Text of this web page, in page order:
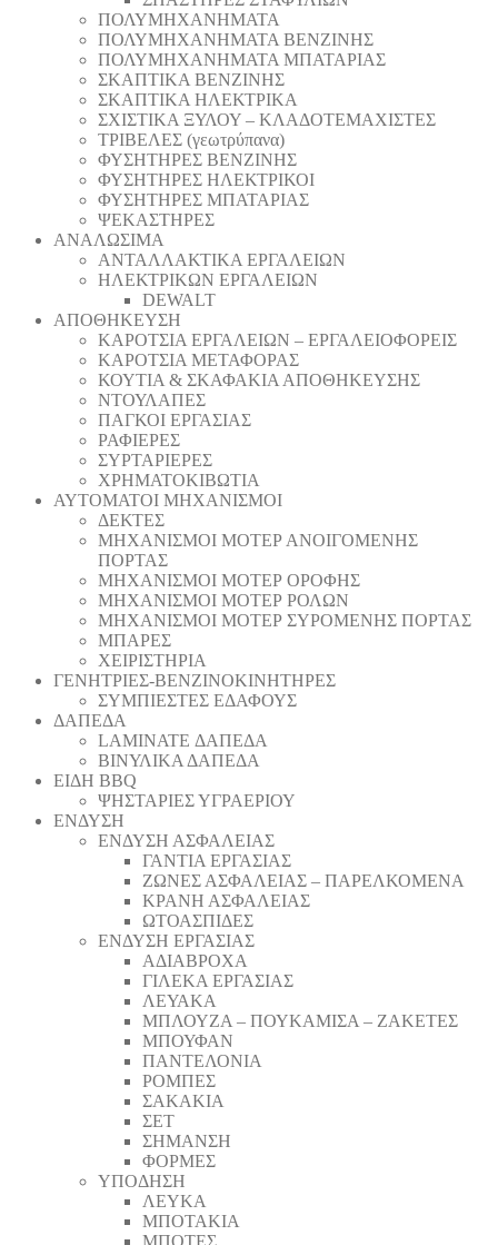
ΠΟΛΥΜΗΧΑΝΗΜΑΤΑ
ΠΟΛΥΜΗΧΑΝΗΜΑΤΑ ΒΕΝΖΙΝΗΣ
ΠΟΛΥΜΗΧΑΝΗΜΑΤΑ ΜΠΑΤΑΡΙΑΣ
ΣΚΑΠΤΙΚΑ ΒΕΝΖΙΝΗΣ
ΣΚΑΠΤΙΚΑ ΗΛΕΚΤΡΙΚΑ
ΣΧΙΣΤΙΚΑ ΞΥΛΟΥ – ΚΛΑΔΟΤΕΜΑΧΙΣΤΕΣ
ΤΡΙΒΕΛΕΣ (γεωτρύπανα)
ΦΥΣΗΤΗΡΕΣ ΒΕΝΖΙΝΗΣ
ΦΥΣΗΤΗΡΕΣ ΗΛΕΚΤΡΙΚΟΙ
ΦΥΣΗΤΗΡΕΣ ΜΠΑΤΑΡΙΑΣ
ΨΕΚΑΣΤΗΡΕΣ
ΑΝΑΛΩΣΙΜΑ
ΑΝΤΑΛΛΑΚΤΙΚΑ ΕΡΓΑΛΕΙΩΝ
ΗΛΕΚΤΡΙΚΩΝ ΕΡΓΑΛΕΙΩΝ
DEWALT
ΑΠΟΘΗΚΕΥΣΗ
ΚΑΡΟΤΣΙΑ ΕΡΓΑΛΕΙΩΝ – ΕΡΓΑΛΕΙΟΦΟΡΕΙΣ
ΚΑΡΟΤΣΙΑ ΜΕΤΑΦΟΡΑΣ
ΚΟΥΤΙΑ & ΣΚΑΦΑΚΙΑ ΑΠΟΘΗΚΕΥΣΗΣ
ΝΤΟΥΛΑΠΕΣ
ΠΑΓΚΟΙ ΕΡΓΑΣΙΑΣ
ΡΑΦΙΕΡΕΣ
ΣΥΡΤΑΡΙΕΡΕΣ
ΧΡΗΜΑΤΟΚΙΒΩΤΙΑ
ΑΥΤΟΜΑΤΟΙ ΜΗΧΑΝΙΣΜΟΙ
ΔΕΚΤΕΣ
ΜΗΧΑΝΙΣΜΟΙ ΜΟΤΕΡ ΑΝΟΙΓΟΜΕΝΗΣ
ΠΟΡΤΑΣ
ΜΗΧΑΝΙΣΜΟΙ ΜΟΤΕΡ ΟΡΟΦΗΣ
ΜΗΧΑΝΙΣΜΟΙ ΜΟΤΕΡ ΡΟΛΩΝ
ΜΗΧΑΝΙΣΜΟΙ ΜΟΤΕΡ ΣΥΡΟΜΕΝΗΣ ΠΟΡΤΑΣ
ΜΠΑΡΕΣ
ΧΕΙΡΙΣΤΗΡΙΑ
ΓΕΝΗΤΡΙΕΣ-ΒΕΝΖΙΝΟΚΙΝΗΤΗΡΕΣ
ΣΥΜΠΙΕΣΤΕΣ ΕΔΑΦΟΥΣ
ΔΑΠΕΔΑ
LAMINATE ΔΑΠΕΔΑ
ΒΙΝΥΛΙΚΑ ΔΑΠΕΔΑ
ΕΙΔΗ BBQ
ΨΗΣΤΑΡΙΕΣ ΥΓΡΑΕΡΙΟΥ
ΕΝΔΥΣΗ
ΕΝΔΥΣΗ ΑΣΦΑΛΕΙΑΣ
ΓΑΝΤΙΑ ΕΡΓΑΣΙΑΣ
ΖΩΝΕΣ ΑΣΦΑΛΕΙΑΣ – ΠΑΡΕΛΚΟΜΕΝΑ
ΚΡΑΝΗ ΑΣΦΑΛΕΙΑΣ
ΩΤΟΑΣΠΙΔΕΣ
ΕΝΔΥΣΗ ΕΡΓΑΣΙΑΣ
ΑΔΙΑΒΡΟΧΑ
ΓΙΛΕΚΑ ΕΡΓΑΣΙΑΣ
ΛΕΥΑΚΑ
ΜΠΛΟΥΖΑ – ΠΟΥΚΑΜΙΣΑ – ΖΑΚΕΤΕΣ
ΜΠΟΥΦΑΝ
ΠΑΝΤΕΛΟΝΙΑ
ΡΟΜΠΕΣ
ΣΑΚΑΚΙΑ
ΣΕΤ
ΣΗΜΑΝΣΗ
ΦΟΡΜΕΣ
ΥΠΟΔΗΣΗ
ΛΕΥΚΑ
ΜΠΟΤΑΚΙΑ
ΜΠΟΤΕΣ